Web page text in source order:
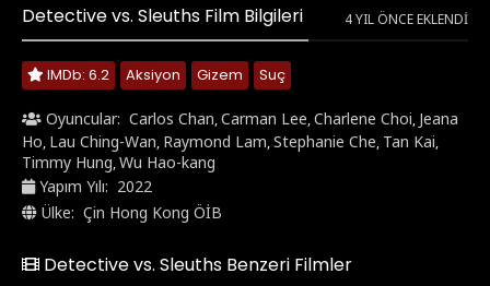
Detective vs. Sleuths Film Bilgileri 4 YIL ÖNCE EKLENDI
IMDb: 6.2 Aksiyon Gizem Suç
Oyuncular: Carlos Chan,Carman Lee,Charlene Choi, Jeana
Ho, Lau Ching-Wan, Raymond Lam,Stephanie Che, Tan Kai,
Timmy Hung,Wu Hao-kang
Yapım Yılı: 2022
Ülke: Çin Hong Kong ÖİB
Detective vs. Sleuths Benzeri Filmler